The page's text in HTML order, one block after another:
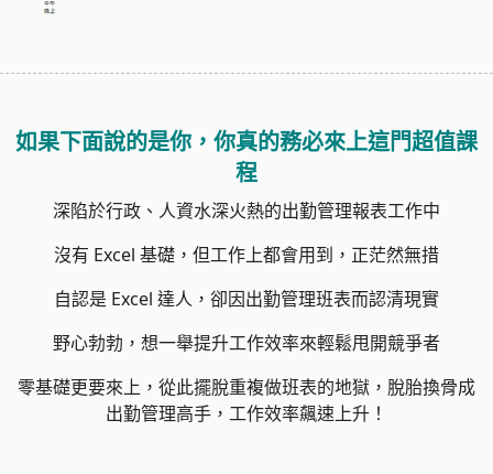
如果下面說的是你，你真的務必來上這門超值課
程
深陷於行政、人資水深火熱的出勤管理報表工作中
沒有 Excel 基礎，但工作上都會用到，正茫然無措
自認是 Excel 達人，卻因出勤管理班表而認清現實
野心勃勃，想一舉提升工作效率來輕鬆甩開競爭者
零基礎更要來上，從此擺脫重複做班表的地獄，脫胎換骨成
出勤管理高手，工作效率飆速上升！